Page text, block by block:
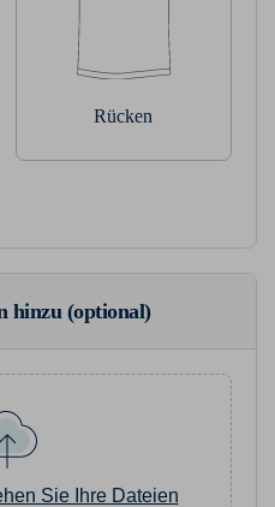
Rücken
hinzu (optional)
Sie Ihre Dateien